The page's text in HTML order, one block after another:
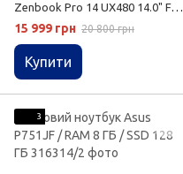
Zenbook Pro 14 UX480 14.0" Full
HD Intel Core i7-8565U (1.80-
4.60 ГГц) NVIDIA GeForce GTX
1050 2 ГБ RAM 16 ГБ 256 ГБ SSD
15 999 грн 20 800 грн
Купити
3